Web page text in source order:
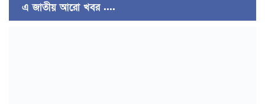
এ জাতীয় আরো খবর ....